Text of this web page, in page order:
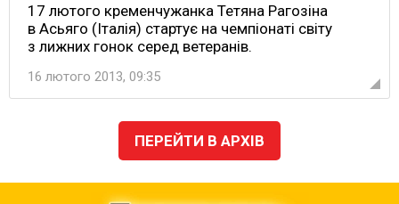
17 лютого кременчужанка Тетяна Рагозіна
в Асьяго (Італія) стартує на чемпіонаті світу
з лижних гонок серед ветеранів.
16 лютого 2013, 09:35
ПЕРЕЙТИ В АРХІВ